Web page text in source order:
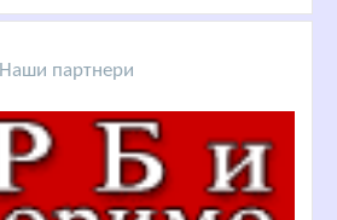
Наши партнери